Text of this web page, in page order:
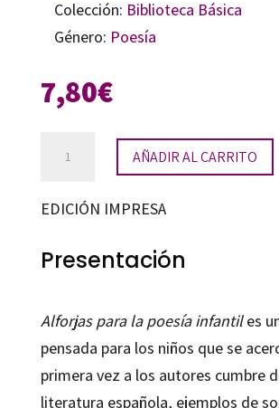
Colección: Biblioteca Básica
Género: Poesía
7,80€
la
cantidad
AÑADIR AL CARRITO
EDICIÓN IMPRESA
Presentación
Alforjas para la poesía infantiles
pensada para los niños que se
primera vez a los autores cumbre
literatura española, ejemplos de